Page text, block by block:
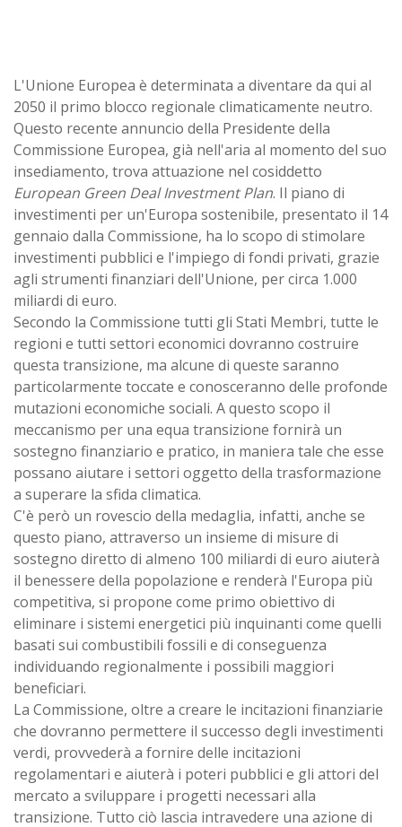
L'Unione Europea è determinata a diventare da qui al
2050 il primo blocco regionale climaticamente neutro.
Questo recente annuncio della Presidente della
Commissione Europea, già nell'aria al momento del suo
insediamento, trova attuazione nel cosiddetto
European Green Deal Investment Plan. Il piano di
investimenti per un'Europa sostenibile, presentato il 14
gennaio dalla Commissione, ha lo scopo di stimolare
investimenti pubblici e l'impiego di fondi privati, grazie
agli strumenti finanziari dell'Unione, per circa 1.000
miliardi di euro.
Secondo la Commissione tutti gli Stati Membri, tutte le
regioni e tutti settori economici dovranno costruire
questa transizione, ma alcune di queste saranno
particolarmente toccate e conosceranno delle profonde
mutazioni economiche sociali. A questo scopo il
meccanismo per una equa transizione fornirà un
sostegno finanziario e pratico, in maniera tale che esse
possano aiutare i settori oggetto della trasformazione
a superare la sfida climatica.
C'è però un rovescio della medaglia, infatti, anche se
questo piano, attraverso un insieme di misure di
sostegno diretto di almeno 100 miliardi di euro aiuterà
il benessere della popolazione e renderà l'Europa più
competitiva, si propone come primo obiettivo di
eliminare i sistemi energetici più inquinanti come quelli
basati sui combustibili fossili e di conseguenza
individuando regionalmente i possibili maggiori
beneficiari.
La Commissione, oltre a creare le incitazioni finanziarie
che dovranno permettere il successo degli investimenti
verdi, provvederà a fornire delle incitazioni
regolamentari e aiuterà i poteri pubblici e gli attori del
mercato a sviluppare i progetti necessari alla
transizione. Tutto ciò lascia intravedere una azione di